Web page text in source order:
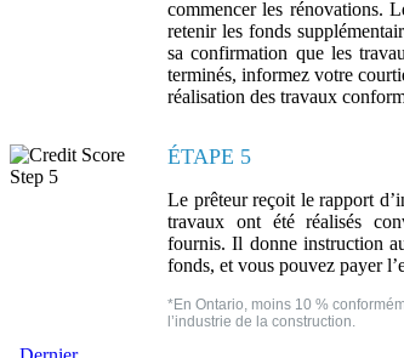
commencer les rénovations.
retenir les fonds
sa confirmation que les
terminés, informez votre
réalisation des travaux
ÉTAPE 5
Le prêteur reçoit le rapport
travaux ont été réalisés
fournis. Il donne instruction
fonds, et vous pouvez payer
*En Ontario, moins 10 %
l’industrie de la construction.